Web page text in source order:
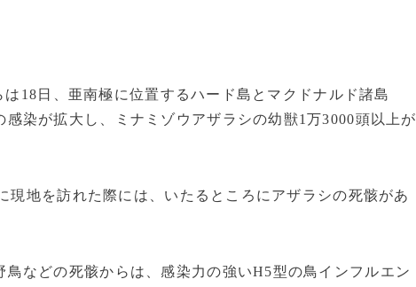
18日、亜南極に位置するハード島とマクドナルド諸島
染が拡大し、ミナミゾウアザラシの幼獣1万3000頭以上が
現地を訪れた際には、いたるところにアザラシの死骸があ
などの死骸からは、感染力の強いH5型の鳥インフルエン